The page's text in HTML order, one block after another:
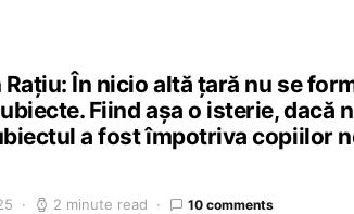
În nicio altă țară nu se
Fiind așa o isterie, dacă
a fost împotriva copiilor
2 minute read 10 comments